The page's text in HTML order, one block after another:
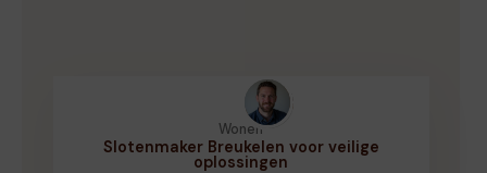
Wonen
Slotenmaker Breukelen voor veilige
oplossingen